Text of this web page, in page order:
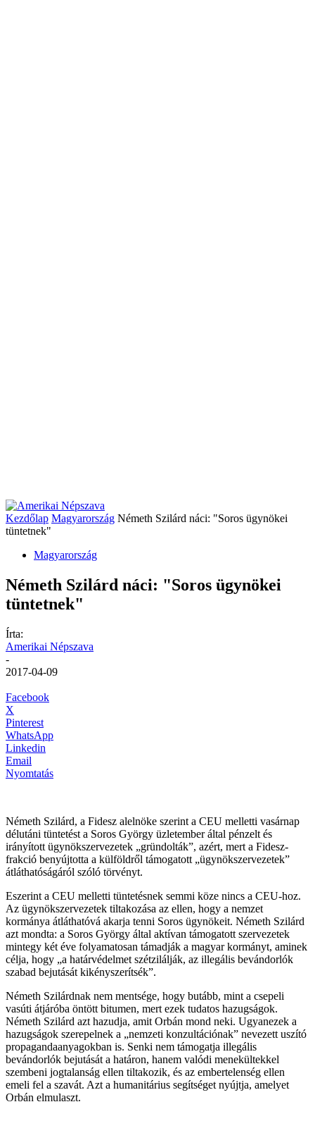
Kezdőlap Magyarország Németh Szilárd náci: "Soros ügynökei
tüntetnek"
Magyarország
Németh Szilárd náci: "Soros ügynökei
tüntetnek"
Írta:
Amerikai Népszava
-
2017-04-09
Facebook
X
Pinterest
WhatsApp
Linkedin
Email
Nyomtatás
Németh Szilárd, a Fidesz alelnöke szerint a CEU melletti vasárnap
délutáni tüntetést a Soros György üzletember által pénzelt és
irányított ügynökszervezetek „gründolták”, azért, mert a Fidesz-
frakció benyújtotta a külföldről támogatott „ügynökszervezetek”
átláthatóságáról szóló törvényt.
Eszerint a CEU melletti tüntetésnek semmi köze nincs a CEU-hoz.
Az ügynökszervezetek tiltakozása az ellen, hogy a nemzet
kormánya átláthatóvá akarja tenni Soros ügynökeit. Németh Szilárd
azt mondta: a Soros György által aktívan támogatott szervezetek
mintegy két éve folyamatosan támadják a magyar kormányt, aminek
célja, hogy „a határvédelmet szétzilálják, az illegális bevándorlók
szabad bejutását kikényszerítsék”.
Németh Szilárdnak nem mentsége, hogy butább, mint a csepeli
vasúti átjáróba öntött bitumen, mert ezek tudatos hazugságok.
Németh Szilárd azt hazudja, amit Orbán mond neki. Ugyanezek a
hazugságok szerepelnek a „nemzeti konzultációnak” nevezett uszító
propagandaanyagokban is. Senki nem támogatja illegális
bevándorlók bejutását a határon, hanem valódi menekültekkel
szembeni jogtalanság ellen tiltakozik, és az embertelenség ellen
emeli fel a szavát. Azt a humanitárius segítséget nyújtja, amelyet
Orbán elmulaszt.